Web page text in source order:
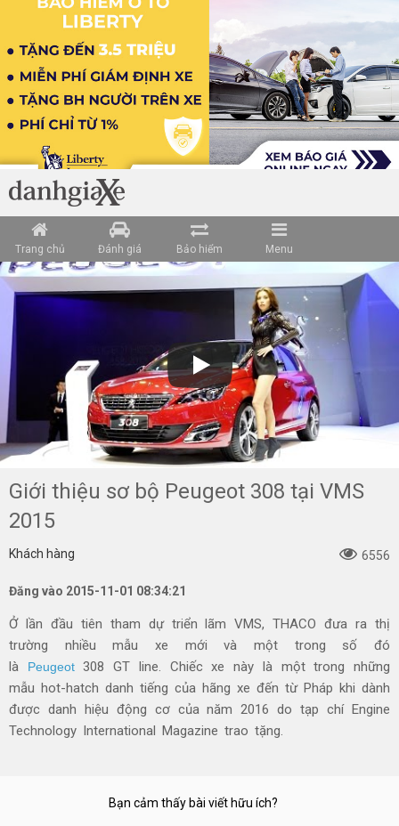
Trang chủ Đánh giá Bảo hiểm Menu
Giới thiệu sơ bộ Peugeot 308 tại VMS
2015
Khách hàng 6556
Đăng vào 2015-11-01 08:34:21
Ở lần đầu tiên tham dự triển lãm VMS, THACO đưa ra thị
trường nhiều mẫu xe mới và một trong số đó
là Peugeot308 GT line. Chiếc xe này là một trong những
mẫu hot-hatch danh tiếng của hãng xe đến từ Pháp khi dành
được danh hiệu động cơ của năm 2016 do tạp chí Engine
Technology International Magazine trao tặng.
Bạn cảm thấy bài viết hữu ích?